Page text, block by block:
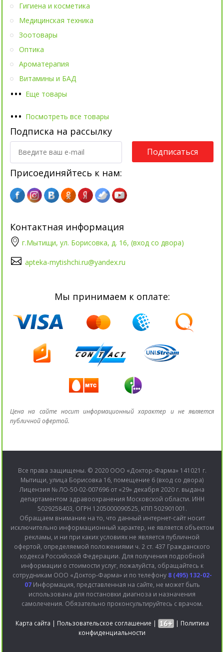
••• Еще товары
Гигиена и косметика
Медицинская техника
Зоотовары
Оптика
Ароматерапия
Витамины и БАД
••• Посмотреть все товары
Подписка на рассылку
Подписаться
Присоединяйтесь к нам:
Контактная информация
г.Мытищи, ул. Борисовка, д. 16, (вход со двора)
apteka-mytishchi.ru@yandex.ru
Мы принимаем к оплате:
Цена на сайте носит информационный характер и не является
публичной офертой.
Все права защищены. © 2020 ООО «Доктор-Фарма» 141021 г.
Мытищи, улица Борисовка 16, помещение 6 (вход со двора)
Лицензия № ЛО-50-02-007696 от «29» декабря 2020 г. выдана
департаментом здравоохранения Московской области. ИНН
5029258403, ОГРН 1205000090525, КПП 502901001.
Обращаем внимание на то, что данный интернет-сайт носит
исключительно информационный характер, не является объектом
рекламы, и ни при каких условиях не является публичной
офертой, определяемой положениями ч. 2 ст. 437 Гражданского
кодекса Российской Федерации. Для получения подробной
информации о стоимости услуг, пожалуйста, обращайтесь к
сотрудникам ООО «Доктор-Фарма» и по телефону 8 (495) 132-02-
07Информация, представленная на сайте, не может быть
использована для постановки диагноза и назначения
самолечения. Обязательно проконсультируйтесь с врачом.
Карта сайта | Пользовательское соглашение | | Политика
конфиденциальности